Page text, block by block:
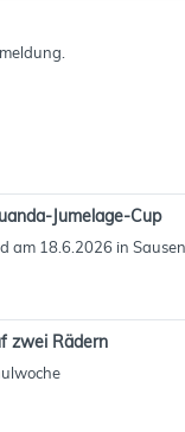
Jumelage-Cup
am 18.6.2026 in
zwei Rädern